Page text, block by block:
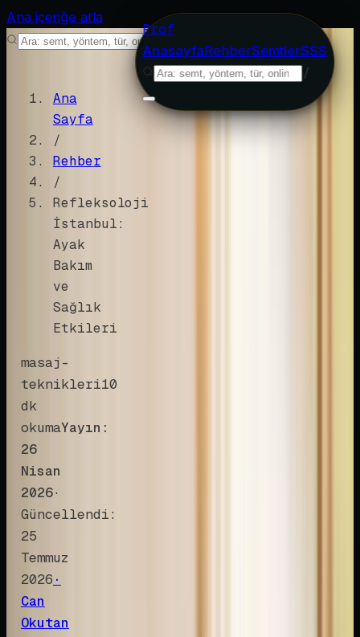
Ana içeriğe atla
Prof
AnasayfaRehberSemtlerSSS
/
/
Ana
Sayfa
/
Rehber
/
Refleksoloji
İstanbul:
Ayak
Bakım
ve
Sağlık
Etkileri
masaj-
teknikleri10
dk
okumaYayın:
26
Nisan
2026·
Güncellendi:
25
Temmuz
2026 ·
Can
Okutan